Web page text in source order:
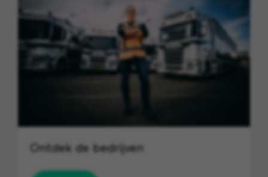
Ontdek de bedrijven